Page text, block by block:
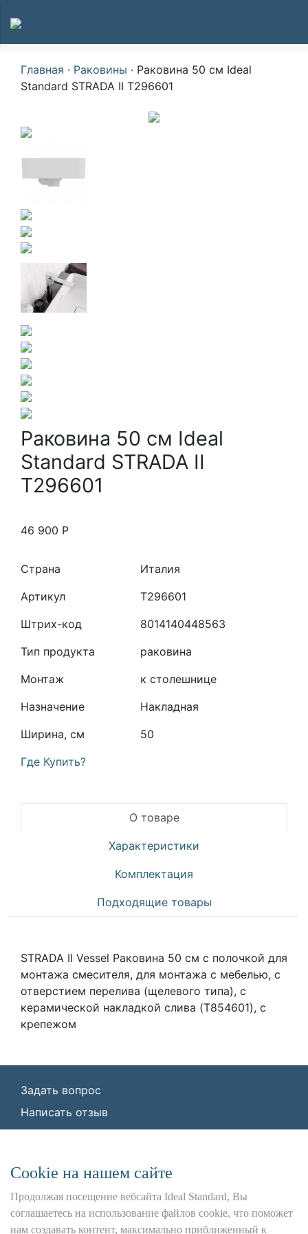
Главная · Раковины · Раковина 50 см Ideal
Standard STRADA II T296601
Раковина 50 см Ideal
Standard STRADA II
T296601
46 900 Р
Страна
Италия
Артикул
T296601
Штрих-код
8014140448563
Тип продукта
раковина
Монтаж
к столешнице
Назначение
Накладная
Ширина, см
50
Где Купить?
О товаре
Характеристики
Комплектация
Подходящие товары
STRADA II Vessel Раковина 50 см с полочкой для
монтажа смесителя, для монтажа с мебелью, с
отверстием перелива (щелевого типа), с
керамической накладкой слива (T854601), с
крепежом
Задать вопрос
Написать отзыв
7736342535, КПП: 772501001, ОГРН:
1227700443266,
Юр. адрес: 115162, г. Москва, Шаболовка ул.,
д. 31 Б
Сookie на нашем сайте
Продолжая посещение вебсайта Ideal Standard, Вы
соглашаетесь на использование файлов cookie, что поможет
нам создавать контент, максимально приближенный к